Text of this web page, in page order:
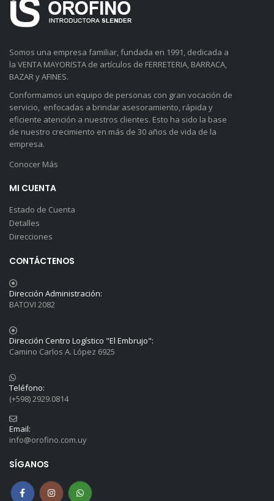
Somos una empresa familiar, fundada en 1991, dedicada a
la VENTA MAYORISTA de artículos de FERRETERIA, BARRACA,
BAZAR y AFINES.
Conformamos un equipo de personas con gran vocación de
servicio, enfocadas a brindar asesoramiento, rápida y
eficiente atención a nuestros clientes. Esto ha sido la base
de nuestro crecimiento en más de 30 años de vida de la
empresa.
Conocer Más
MI CUENTA
Estado de Cuenta
Detalles
Direcciones
CONTÁCTENOS
Dirección Administración:
BATOVI 2082
Dirección Centro Logístico "El Embrujo":
Camino Carlos A. López 6925
Teléfono:
(+598) 2929.0814
Email:
info@orofino.com.uy
SÍGANOS